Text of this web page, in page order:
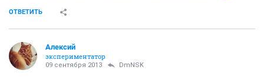
ОТВЕТИТЬ
Алексий
экспериментатор
09 сентября 2013 DmNSK